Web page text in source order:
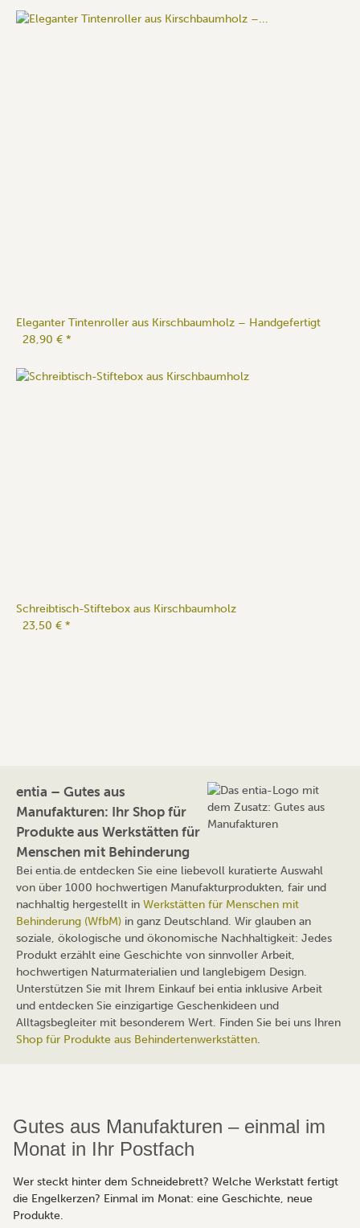
Eleganter Tintenroller aus Kirschbaumholz – Handgefertigt
28,90 € *
Schreibtisch-Stiftebox aus Kirschbaumholz
23,50 € *
entia – Gutes aus
Manufakturen: Ihr Shop für
Produkte aus Werkstätten für
Menschen mit Behinderung
Bei entia.de entdecken Sie eine liebevoll kuratierte Auswahl
von über 1000 hochwertigen Manufakturprodukten, fair und
nachhaltig hergestellt in Werkstätten für Menschen mit
Behinderung (WfbM) in ganz Deutschland. Wir glauben an
soziale, ökologische und ökonomische Nachhaltigkeit: Jedes
Produkt erzählt eine Geschichte von sinnvoller Arbeit,
hochwertigen Naturmaterialien und langlebigem Design.
Unterstützen Sie mit Ihrem Einkauf bei entia inklusive Arbeit
und entdecken Sie einzigartige Geschenkideen und
Alltagsbegleiter mit besonderem Wert. Finden Sie bei uns Ihren
Shop für Produkte aus Behindertenwerkstätten.
Gutes aus Manufakturen – einmal im
Monat in Ihr Postfach
Wer steckt hinter dem Schneidebrett? Welche Werkstatt fertigt
die Engelkerzen? Einmal im Monat: eine Geschichte, neue
Produkte.